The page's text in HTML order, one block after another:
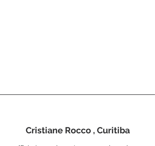
Cristiane Rocco , Curitiba